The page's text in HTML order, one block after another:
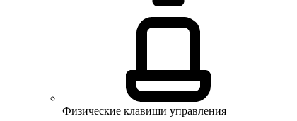
Физические клавиши управления